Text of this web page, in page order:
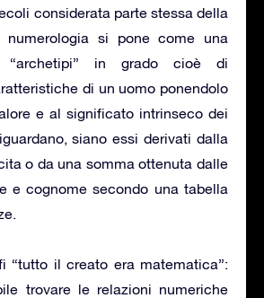
considerata parte stessa della
numerologia si pone come una
“archetipi” in grado cioè di
di un uomo ponendolo
e al significato intrinseco dei
siano essi derivati dalla
o da una somma ottenuta dalle
e cognome secondo una tabella
“tutto il creato era matematica”:
trovare le relazioni numeriche